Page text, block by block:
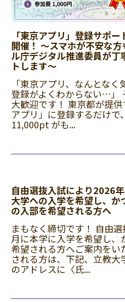
「東京アプリ」登録サポー
開催！ 〜スマホが不安な方
ル庁デジタル推進委員が丁
トします〜
「東京アプリ、なんとなく
登録がよくわからない…」
大歓迎です！ 東京都が提
アプリ」に登録するだけで
11,000pt がも...
自由選抜入試により2026
大学への入学を希望し、か
の入部を希望される方へ
まもなく締切です！ 自由
月に本学に入学を希望し、
希望される方へご案内をい
される方は、下記、立教大
のアドレスに〈氏...